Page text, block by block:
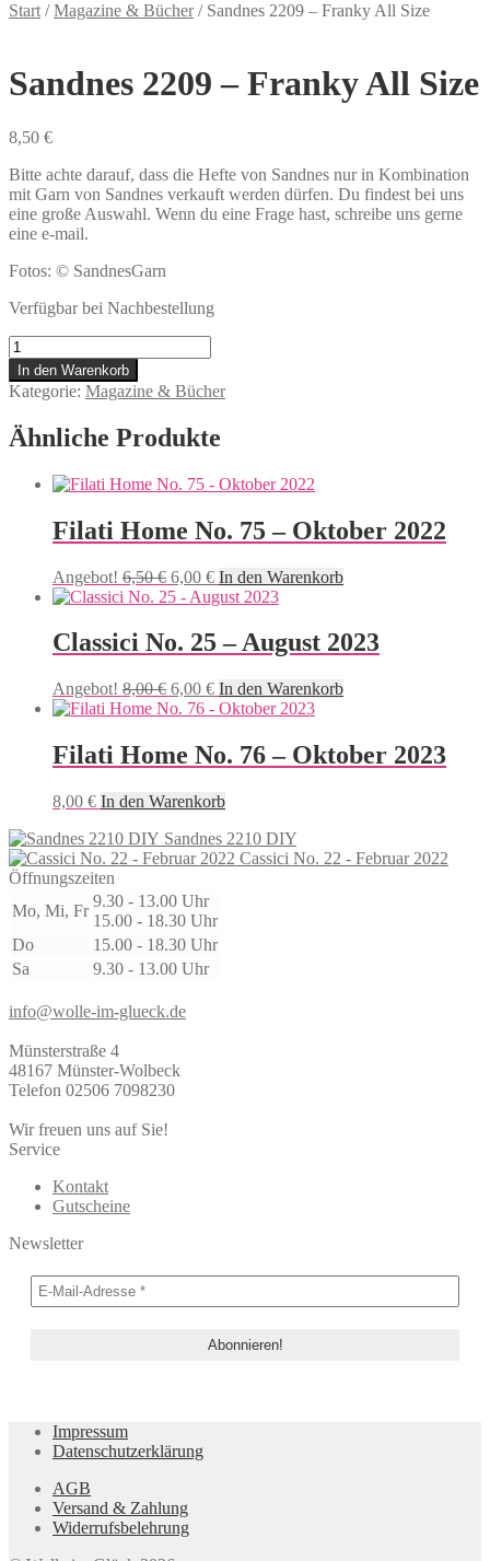
Start /Magazine & Bücher/ Sandnes 2209 – Franky All Size
Sandnes 2209 – Franky All Size
8,50 €
Bitte achte darauf, dass die Hefte von Sandnes nur in Kombination
mit Garn von Sandnes verkauft werden dürfen. Du findest bei uns
eine große Auswahl. Wenn du eine Frage hast, schreibe uns gerne
eine e-mail.
Fotos: © SandnesGarn
Verfügbar bei Nachbestellung
Sandnes
2209
-
Franky
All
Size
In den Warenkorb
Kategorie: Magazine & Bücher
Ähnliche Produkte
Filati Home No. 75 – Oktober 2022
Angebot! 6,50€ Ursprünglicher
Preis
6,50 €
6,00 €Aktueller
Preis
6,00 €.
In den Warenkorb
Classici No. 25 – August 2023
Angebot! 8,00€ Ursprünglicher
Preis
8,00 €
6,00 €Aktueller
Preis
6,00 €.
In den Warenkorb
Filati Home No. 76 – Oktober 2023
8,00 € In den Warenkorb
Sandnes 2210 DIY
Cassici No. 22 - Februar 2022
Öffnungszeiten
Mo, Mi, Fr
9.30 - 13.00 Uhr
15.00 - 18.30 Uhr
Do
15.00 - 18.30 Uhr
Sa
9.30 - 13.00 Uhr
info@wolle-im-glueck.de
Münsterstraße 4
48167 Münster-Wolbeck
Telefon 02506 7098230
Wir freuen uns auf Sie!
Service
Kontakt
Gutscheine
Newsletter
Impressum
Datenschutzerklärung
AGB
Versand & Zahlung
Widerrufsbelehrung